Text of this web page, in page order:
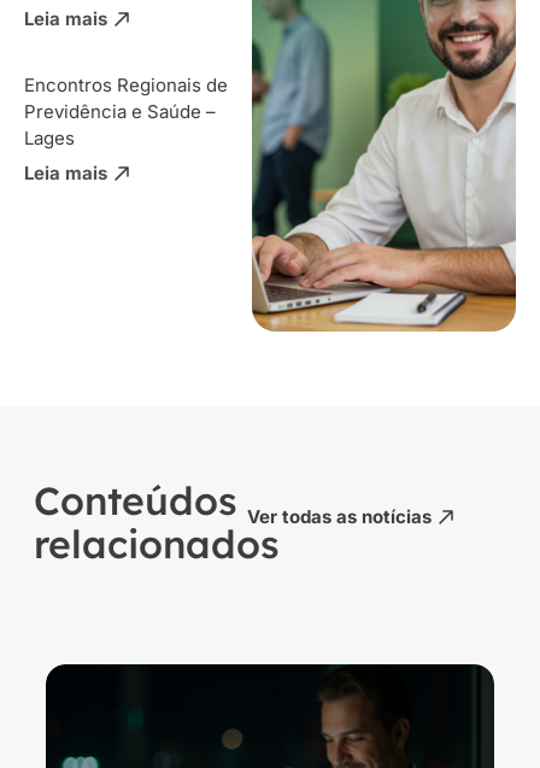
Leia mais
Encontros Regionais de
Previdência e Saúde –
Lages
Leia mais
Conteúdos
relacionados
Ver todas as notícias